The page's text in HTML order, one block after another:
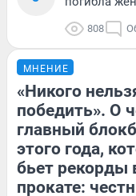
808
МНЕНИЕ
«Никого
победить». О
главный
этого года,
бьет рекорды
прокате: